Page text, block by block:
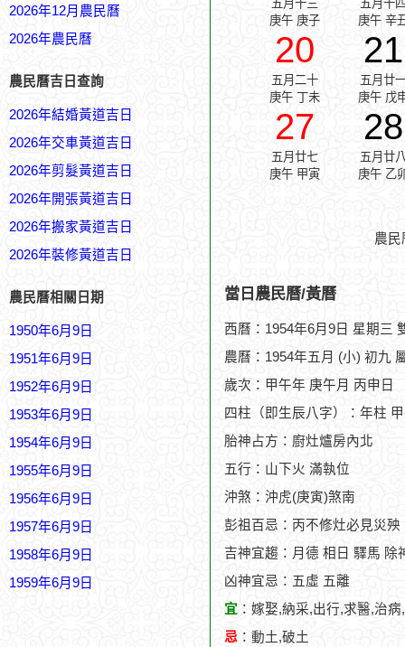
2026年12月農民曆
2026年農民曆
農民曆吉日查詢
2026年結婚黃道吉日
2026年交車黃道吉日
2026年剪髮黃道吉日
2026年開張黃道吉日
2026年搬家黃道吉日
2026年裝修黃道吉日
農民曆相關日期
1950年6月9日
1951年6月9日
1952年6月9日
1953年6月9日
1954年6月9日
1955年6月9日
1956年6月9日
1957年6月9日
1958年6月9日
1959年6月9日
五月十三
庚午 庚子
五月十
庚午 辛
20
五月二十
庚午 丁未
21
五月廿
庚午 戊
27
五月廿七
庚午 甲寅
28
五月廿
庚午 乙
農
當日農民曆/黃曆
西曆：1954年6月9日 星期三
農曆：1954年五月 (小) 初九
歲次：甲午年 庚午月 丙申日
四柱（即生辰八字）：年柱
胎神占方：廚灶爐房內北
五行：山下火 滿執位
沖煞：沖虎(庚寅)煞南
彭祖百忌：丙不修灶必見災
吉神宜趨：月德 相日 驛馬 除
凶神宜忌：五虛 五離
宜 ：嫁娶,納采,出行,求醫,治
忌 ：動土,破土